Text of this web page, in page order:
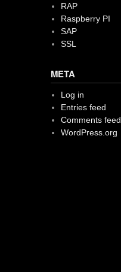
RAP
Raspberry PI
SAP
SSL
META
Log in
Entries feed
Comments feed
WordPress.org